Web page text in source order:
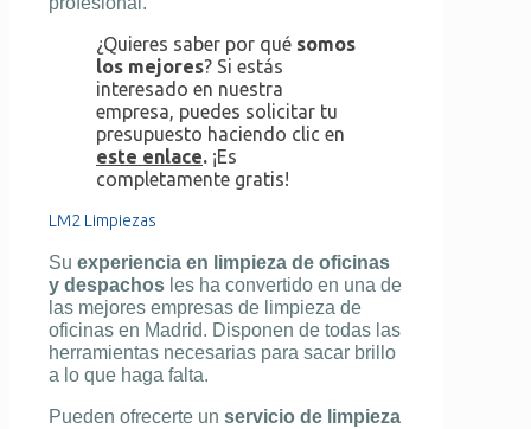
¿Quieres saber por qué somos
los mejores? Si estás
interesado en nuestra
empresa, puedes solicitar tu
presupuesto haciendo clic en
este enlace. ¡Es
completamente gratis!
LM2 Limpiezas
Su experiencia en limpieza de oficinas
y despachos les ha convertido en una de
las mejores empresas de limpieza de
oficinas en Madrid. Disponen de todas las
herramientas necesarias para sacar brillo
a lo que haga falta.
Pueden ofrecerte un servicio de limpieza